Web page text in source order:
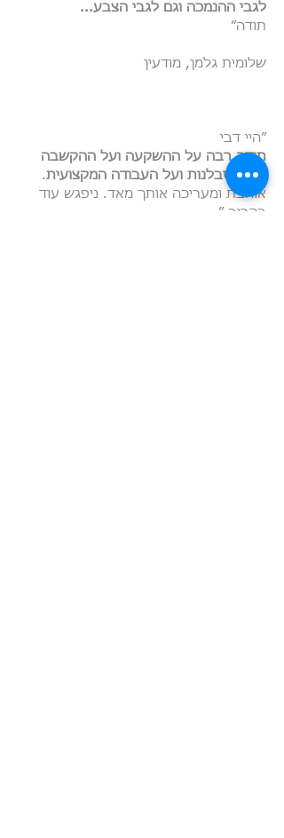
לגבי ההנמכה וגם לגבי הצבע...
תודה״
שלומית גלמן, מודעין
״היי דבי
תודה רבה על ההשקעה ועל ההקשבה
ועל הסבלנות ועל העבודה המקצועית.
אוהבת ומעריכה אותך מאד. ניפגש עוד
בקרוב.״